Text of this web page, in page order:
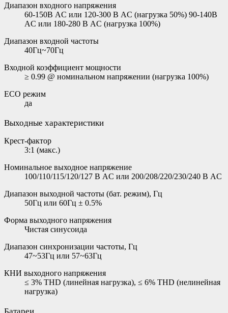
Диапазон входного напряжения
60-150В AC или 120-300 В AC (нагрузка 50%) 90-140В
AC или 180-280 В AC (нагрузка 100%)
Диапазон входной частоты
40Гц~70Гц
Входной коэффициент мощности
≥ 0.99 @ номинальном напряжении (нагрузка 100%)
ECO режим
да
Выходные характеристики
Крест-фактор
3:1 (макс.)
Номинальное выходное напряжение
100/110/115/120/127 В AC или 200/208/220/230/240 В AC
Диапазон выходной частоты (бат. режим), Гц
50Гц или 60Гц ± 0.5%
Форма выходного напряжения
Чистая синусоида
Диапазон синхронизации частоты, Гц
47~53Гц или 57~63Гц
КНИ выходного напряжения
≤ 3% THD (линейная нагрузка), ≤ 6% THD (нелинейная
нагрузка)